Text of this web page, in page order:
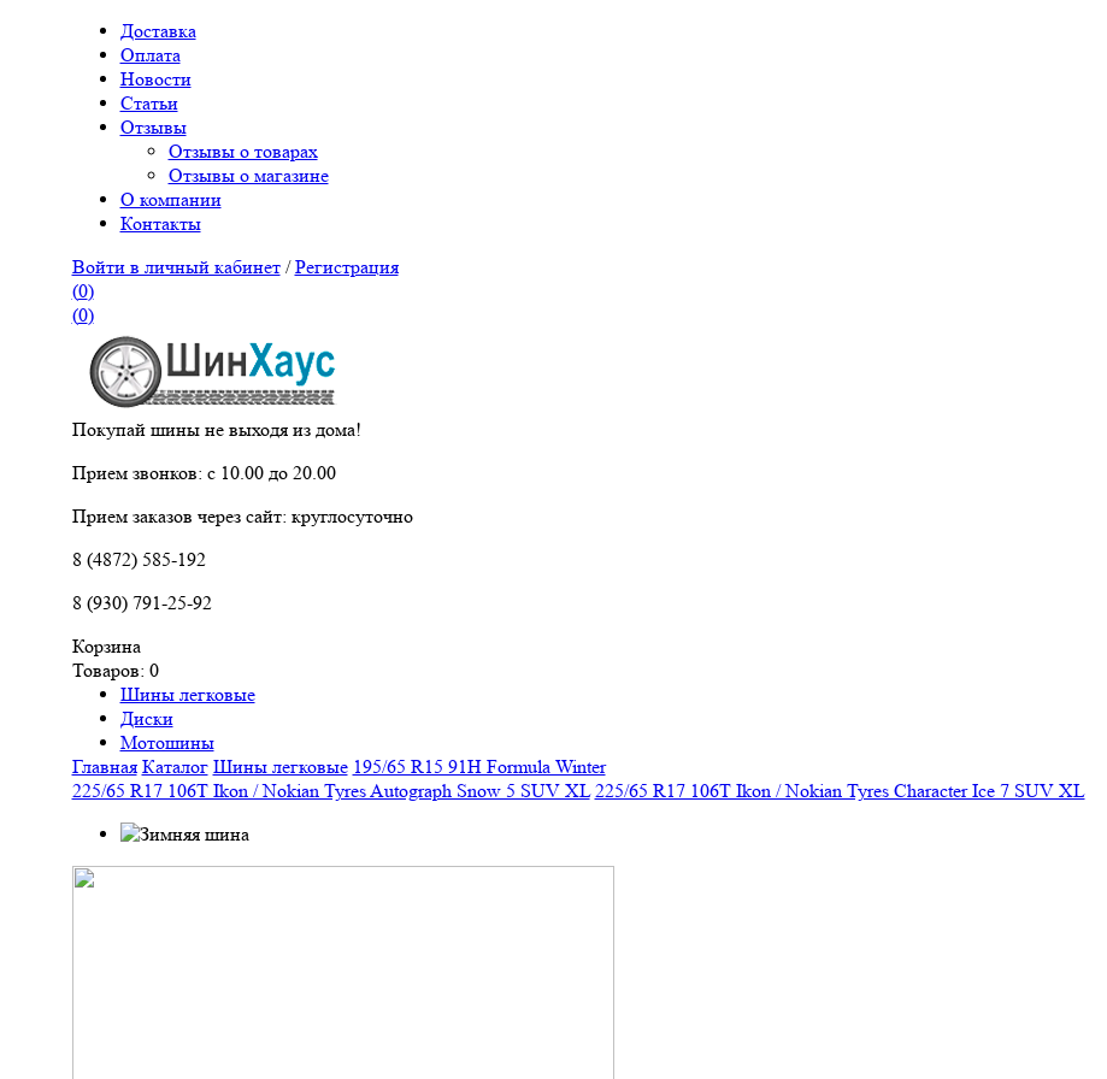
Доставка
Оплата
Новости
Статьи
Отзывы
Отзывы о товарах
Отзывы о магазине
О компании
Контакты
Войти в личный кабинет/Регистрация
(0)
(0)
Покупай шины не выходя из дома!
Прием звонков: с 10.00 до 20.00
Прием заказов через сайт: круглосуточно
8 (4872) 585-192
8 (930) 791-25-92
Корзина
Товаров: 0
Шины легковые
Диски
Мотошины
Главная Каталог Шины легковые 195/65 R15 91H Formula Winter
225/65 R17 106T Ikon / Nokian Tyres Autograph Snow 5 SUV XL 225/65 R17 106T Ikon / Nokian Tyres Character Ice 7 SUV XL